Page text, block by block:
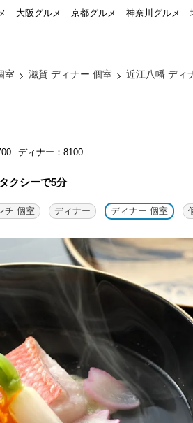
大阪グルメ 京都グルメ 神奈川グルメ
室 滋賀 ディナー 個室 近江八幡 ディ
ディナー：8100
クシーで5分
チ 個室 ディナー ディナー 個室